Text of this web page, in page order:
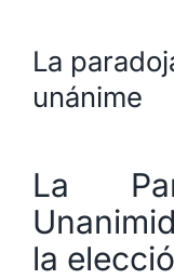
La
unánime
La
la